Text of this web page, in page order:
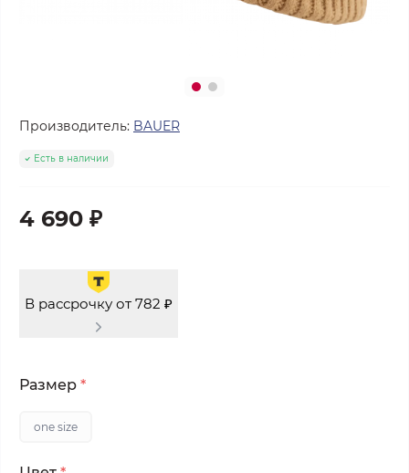
Производитель: BAUER
Есть в наличии
4 690 ₽
В рассрочку от 782 ₽
Размер *
one size